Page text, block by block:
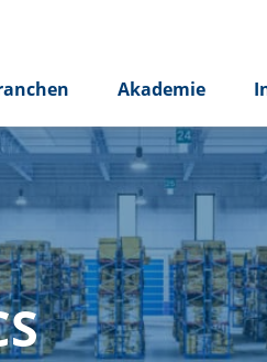
Akademie